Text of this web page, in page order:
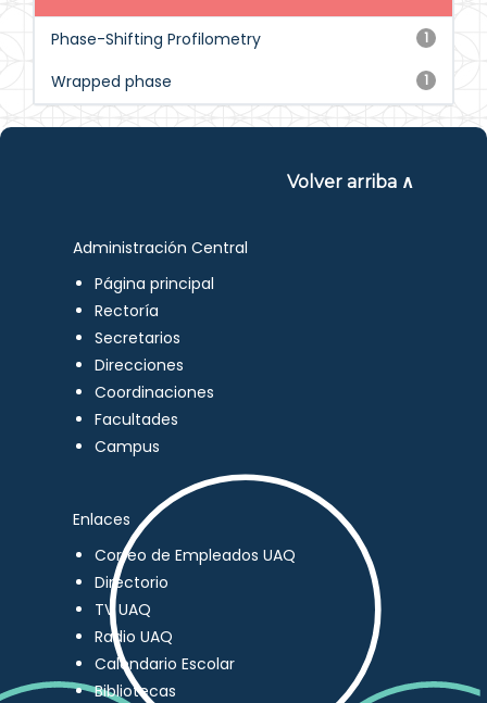
1
Phase-Shifting Profilometry
1
Wrapped phase
Volver arriba ∧
Administración Central
Página principal
Rectoría
Secretarios
Direcciones
Coordinaciones
Facultades
Campus
Enlaces
Correo de Empleados UAQ
Directorio
TV UAQ
Radio UAQ
Calendario Escolar
Bibliotecas